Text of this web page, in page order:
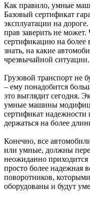
Как правило, умные
Базовый сертификат
эксплуатации на
прав заверить не
сертификацию на более
знать, на какие
чрезвычайной ситуации.
Грузовой транспорт не
– ему понадобится
это выглядит сегодня.
умные машины
сертификат надежности
держаться на более
Конечно, все
или умные, должны
неожиданно приходится
просто более надежная
поворотников,
оборудованы и будут